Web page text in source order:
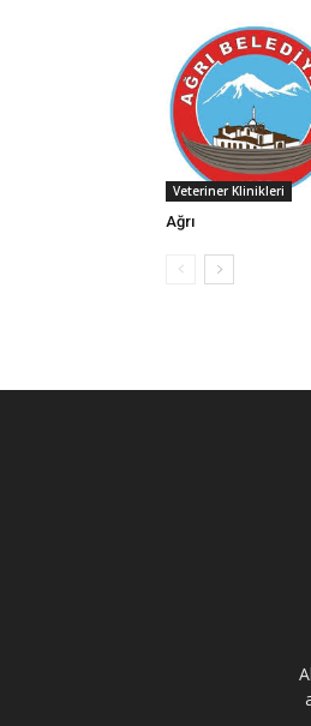
Veteriner Klinikleri
Ağrı